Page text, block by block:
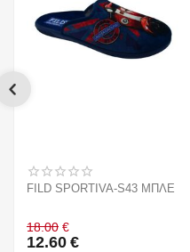
FILD SPORTIVA-S43 ΜΠΛΕ
18.00 €
12.60 €